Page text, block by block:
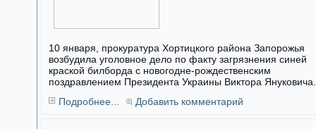
10 января, прокуратура Хортицкого района Запорожья
возбудила уголовное дело по факту загрязнения синей
краской билборда с новогодне-рождественским
поздравлением Президента Украины Виктора Януковича.
Подробнее...
Добавить комментарий